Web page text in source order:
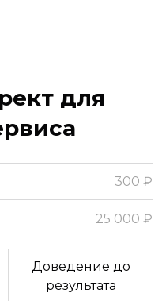
для
300 ₽
25 000 ₽
Доведение до
результата